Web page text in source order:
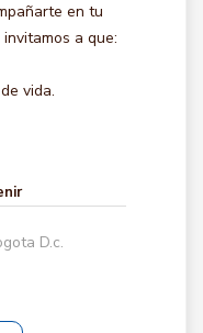
en tu
a que:
vida.
D.c.